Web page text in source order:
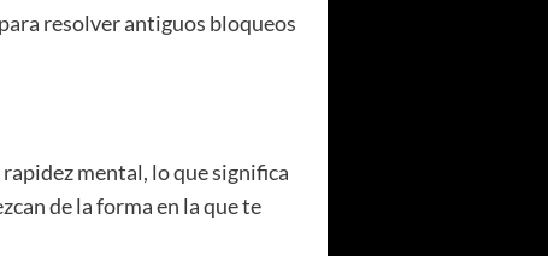
resolver antiguos bloqueos
mental, lo que significa
de la forma en la que te